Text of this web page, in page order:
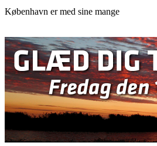
København er med sine mange